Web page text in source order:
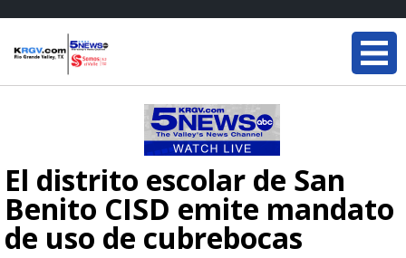
El distrito escolar de San
Benito CISD emite mandato
de uso de cubrebocas